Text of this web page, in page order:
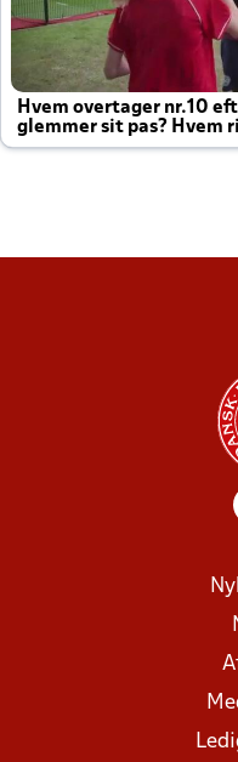
Hvem overtager nr.10
glemmer sit pas? Hvem
altid til efter kampe?